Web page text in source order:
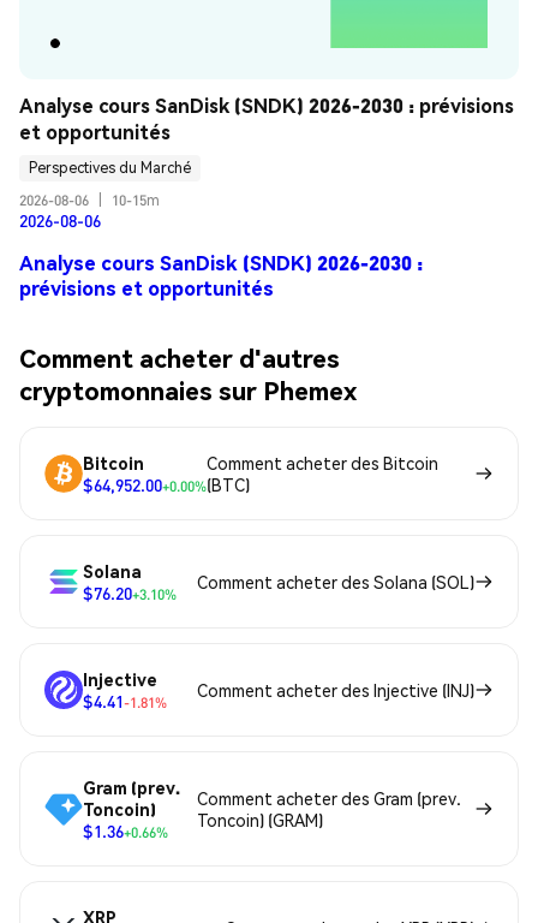
Analyse cours SanDisk (SNDK) 2026-2030 : prévisions
et opportunités
Perspectives du Marché
2026-08-06
10-15m
2026-08-06
Analyse cours SanDisk (SNDK) 2026-2030 :
prévisions et opportunités
Comment acheter d'autres
cryptomonnaies sur Phemex
Bitcoin
$64,952.00+0.00%
Comment acheter des Bitcoin
(BTC)
Solana
$76.20+3.10%
Comment acheter des Solana (SOL)
Injective
$4.41-1.81%
Comment acheter des Injective (INJ)
Gram (prev.
Toncoin)
$1.36+0.66%
Comment acheter des Gram (prev.
Toncoin) (GRAM)
XRP